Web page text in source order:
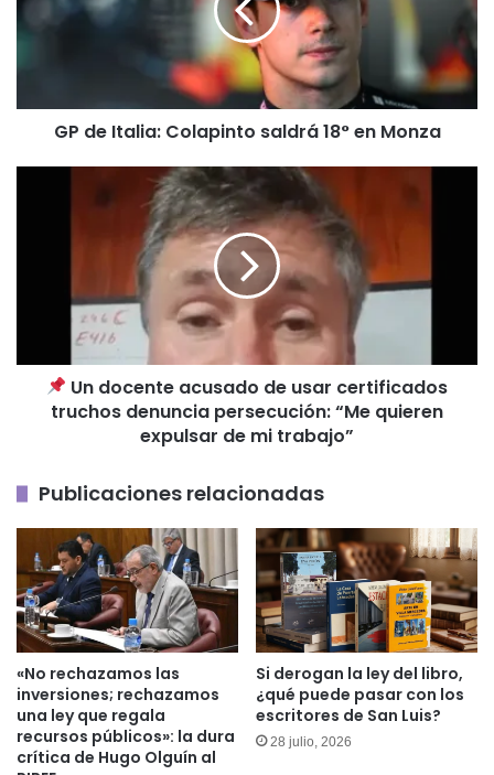
GP de Italia: Colapinto saldrá 18° en Monza
certificados
denuncia
persecución:
mi
Un docente acusado de usar certificados
truchos denuncia persecución: “Me quieren
expulsar de mi trabajo”
Publicaciones relacionadas
«No rechazamos las
inversiones; rechazamos
una ley que regala
recursos públicos»: la dura
crítica de Hugo Olguín al
Si derogan la ley del libro,
¿qué puede pasar con los
escritores de San Luis?
28 julio, 2026